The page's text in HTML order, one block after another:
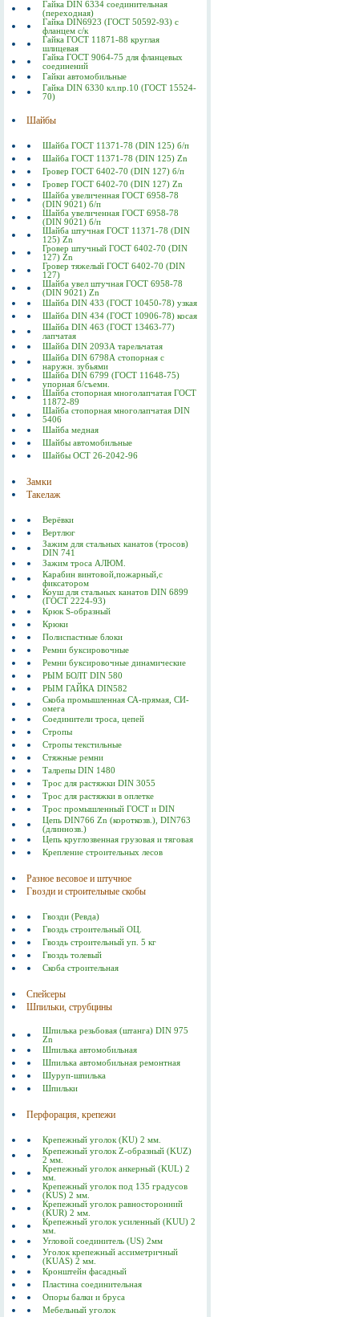
Гайка DIN 6334 соединительная
(переходная)
Гайка DIN6923 (ГОСТ 50592-93) с
фланцем с/к
Гайка ГОСТ 11871-88 круглая
шлицевая
Гайка ГОСТ 9064-75 для фланцевых
соединений
Гайки автомобильные
Гайка DIN 6330 кл.пр.10 (ГОСТ 15524-
70)
Шайбы
Шайба ГОСТ 11371-78 (DIN 125) б/п
Шайба ГОСТ 11371-78 (DIN 125) Zn
Гровер ГОСТ 6402-70 (DIN 127) б/п
Гровер ГОСТ 6402-70 (DIN 127) Zn
Шайба увеличенная ГОСТ 6958-78
(DIN 9021) б/п
Шайба увеличенная ГОСТ 6958-78
(DIN 9021) б/п
Шайба штучная ГОСТ 11371-78 (DIN
125) Zn
Гровер штучный ГОСТ 6402-70 (DIN
127) Zn
Гровер тяжелый ГОСТ 6402-70 (DIN
127)
Шайба увел штучная ГОСТ 6958-78
(DIN 9021) Zn
Шайба DIN 433 (ГОСТ 10450-78) узкая
Шайба DIN 434 (ГОСТ 10906-78) косая
Шайба DIN 463 (ГОСТ 13463-77)
лапчатая
Шайба DIN 2093А тарельчатая
Шайба DIN 6798А стопорная с
наружн. зубьями
Шайба DIN 6799 (ГОСТ 11648-75)
упорная б/съемн.
Шайба стопорная многолапчатая ГОСТ
11872-89
Шайба стопорная многолапчатая DIN
5406
Шайба медная
Шайбы автомобильные
Шайбы ОСТ 26-2042-96
Замки
Такелаж
Верёвки
Вертлюг
Зажим для стальных канатов (тросов)
DIN 741
Зажим троса АЛЮМ.
Карабин винтовой,пожарный,с
фиксатором
Коуш для стальных канатов DIN 6899
(ГОСТ 2224-93)
Крюк S-образный
Крюки
Полиспастные блоки
Ремни буксировочные
Ремни буксировочные динамические
РЫМ БОЛТ DIN 580
РЫМ ГАЙКА DIN582
Скоба промышленная СА-прямая, СИ-
омега
Соединители троса, цепей
Стропы
Стропы текстильные
Стяжные ремни
Талрепы DIN 1480
Трос для растяжки DIN 3055
Трос для растяжки в оплетке
Трос промышленный ГОСТ и DIN
Цепь DIN766 Zn (короткозв.), DIN763
(длиннозв.)
Цепь круглозвенная грузовая и тяговая
Крепление строительных лесов
Разное весовое и штучное
Гвозди и строительные скобы
Гвозди (Ревда)
Гвоздь строительный ОЦ.
Гвоздь строительный уп. 5 кг
Гвоздь толевый
Скоба строительная
Спейсеры
Шпильки, струбцины
Шпилька резьбовая (штанга) DIN 975
Zn
Шпилька автомобильная
Шпилька автомобильная ремонтная
Шуруп-шпилька
Шпильки
Перфорация, крепежи
Крепежный уголок (KU) 2 мм.
Крепежный уголок Z-образный (KUZ)
2 мм.
Крепежный уголок анкерный (KUL) 2
мм.
Крепежный уголок под 135 градусов
(KUS) 2 мм.
Крепежный уголок равносторонний
(KUR) 2 мм.
Крепежный уголок усиленный (KUU) 2
мм.
Угловой соединитель (US) 2мм
Уголок крепежный ассиметричный
(KUAS) 2 мм.
Кронштейн фасадный
Пластина соединительная
Опоры балки и бруса
Мебельный уголок